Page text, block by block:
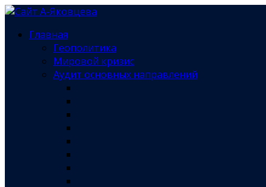
Главная
Геополитика
Мировой кризис
Аудит основных направлений